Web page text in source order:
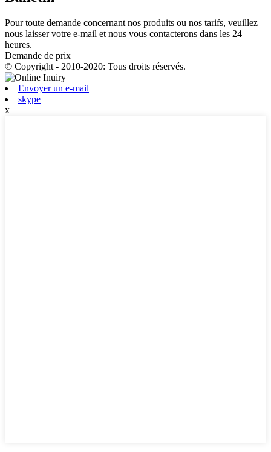
Pour toute demande concernant nos produits ou nos tarifs, veuillez
nous laisser votre e-mail et nous vous contacterons dans les 24
heures.
Demande de prix
© Copyright - 2010-2020: Tous droits réservés.
Envoyer un e-mail
skype
x